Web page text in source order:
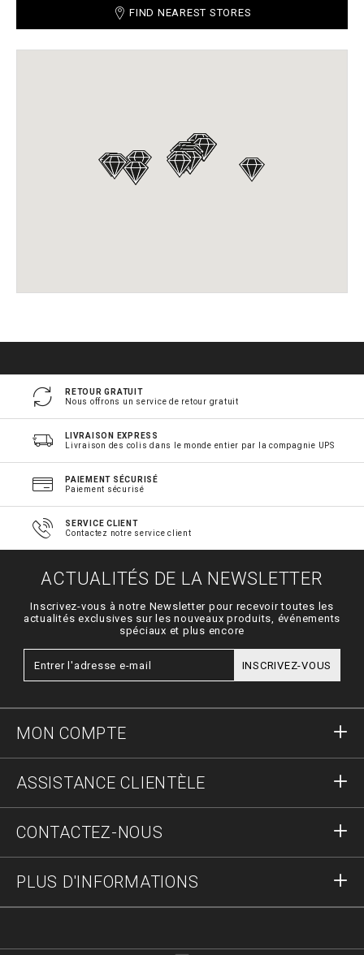
FIND NEAREST STORES
RETOUR GRATUIT
Nous offrons un service de retour gratuit
LIVRAISON EXPRESS
Livraison des colis dans le monde entier par la compagnie UPS
PAIEMENT SÉCURISÉ
Paiement sécurisé
SERVICE CLIENT
Contactez notre service client
ACTUALITÉS DE LA NEWSLETTER
Inscrivez-vous à notre Newsletter pour recevoir toutes les
actualités exclusives sur les nouveaux produits, événements
spéciaux et plus encore
INSCRIVEZ-VOUS
MON COMPTE
Statut de la commande :
ASSISTANCE CLIENTÈLE
Expédition
CONTACTEZ-NOUS
PLUS D'INFORMATIONS
Imprint